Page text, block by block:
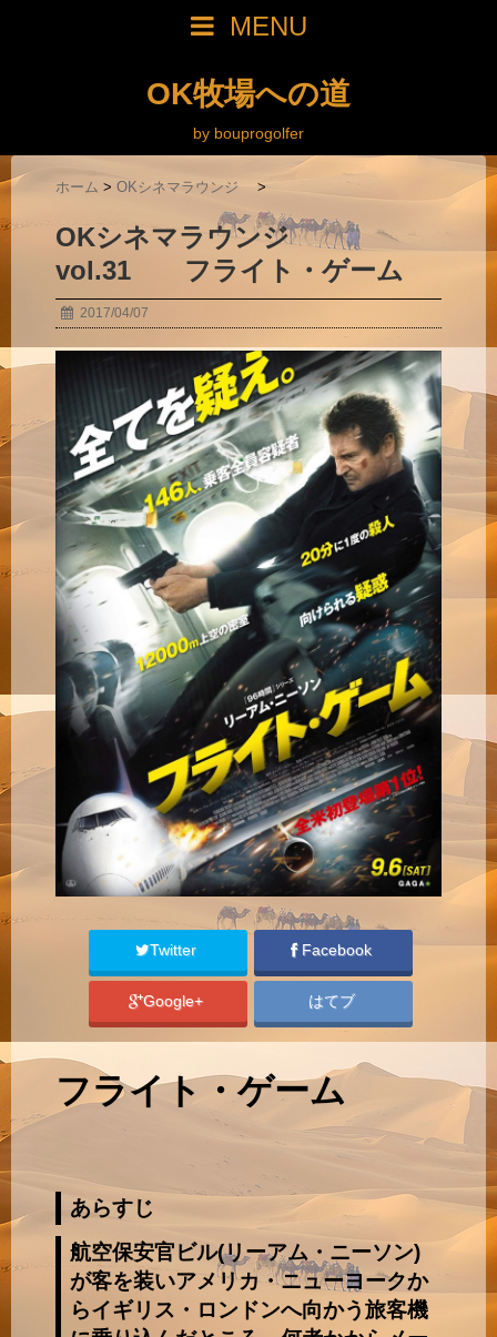
MENU
OK牧場への道
by bouprogolfer
ホーム > OKシネマラウンジ >
OKシネマラウンジ
vol.31 フライト・ゲーム
2017/04/07
Twitter Facebook
Google+ はてブ
フライト・ゲーム
あらすじ
航空保安官ビル(リーアム・ニーソン)
が客を装いアメリカ・ニューヨークか
らイギリス・ロンドンへ向かう旅客機